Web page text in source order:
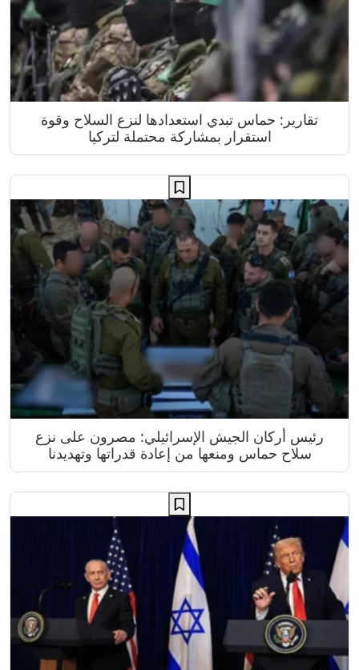
تقارير: حماس تبدي استعدادها لنزع السلاح وقوة
استقرار بمشاركة محتملة لتركيا
رئيس أركان الجيش الإسرائيلي: مصرون على نزع
سلاح حماس ومنعها من إعادة قدراتها وتهديدنا